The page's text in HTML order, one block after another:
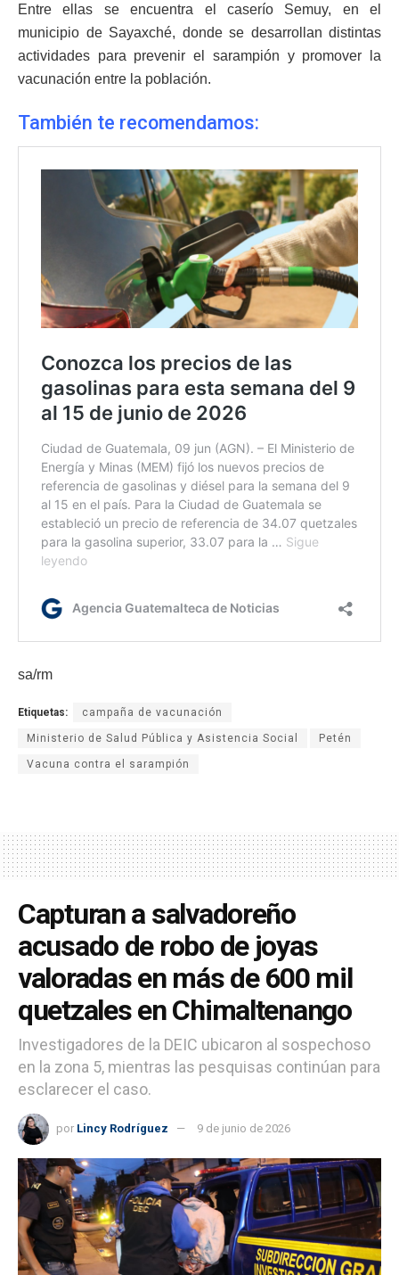
Entre ellas se encuentra el caserío Semuy, en el
municipio de Sayaxché, donde se desarrollan distintas
actividades para prevenir el sarampión y promover la
vacunación entre la población.
También te recomendamos:
sa/rm
Etiquetas: campaña de vacunación
Ministerio de Salud Pública y Asistencia Social Petén
Vacuna contra el sarampión
Capturan a salvadoreño
acusado de robo de joyas
valoradas en más de 600 mil
quetzales en Chimaltenango
Investigadores de la DEIC ubicaron al sospechoso
en la zona 5, mientras las pesquisas continúan para
esclarecer el caso.
por Lincy Rodríguez 9 de junio de 2026